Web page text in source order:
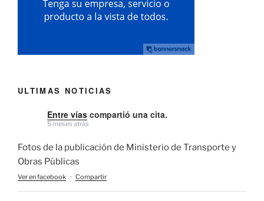
ULTIMAS NOTICIAS
Entre vías compartió una cita.
5 meses atrás
Fotos de la publicación de Ministerio de Transporte y
Obras Públicas
Ver en facebook · Compartir